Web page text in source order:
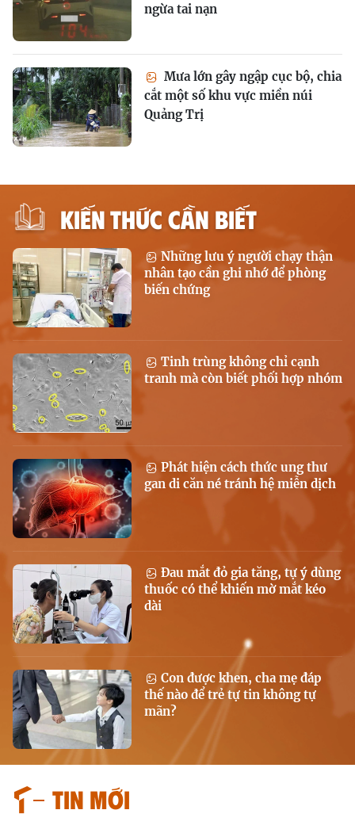
ngừa tai nạn
Mưa lớn gây ngập cục bộ, chia
cắt một số khu vực miền núi
Quảng Trị
KIẾN THỨC CẦN BIẾT
Những lưu ý người chạy thận
nhân tạo cần ghi nhớ để phòng
biến chứng
Tinh trùng không chỉ cạnh
tranh mà còn biết phối hợp nhóm
Phát hiện cách thức ung thư
gan di căn né tránh hệ miễn dịch
Đau mắt đỏ gia tăng, tự ý dùng
thuốc có thể khiến mờ mắt kéo
dài
Con được khen, cha mẹ đáp
thế nào để trẻ tự tin không tự
mãn?
Tin mới